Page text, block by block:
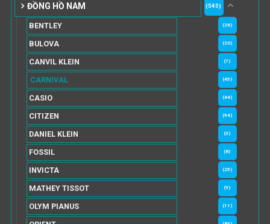
ĐỒNG HỒ NAM (545)
BENTLEY (26)
BULOVA (20)
CANVIL KLEIN (7)
CARNIVAL (45)
CASIO (44)
CITIZEN (94)
DANIEL KLEIN (3)
FOSSIL (8)
INVICTA (25)
MATHEY TISSOT (9)
OLYM PIANUS (11)